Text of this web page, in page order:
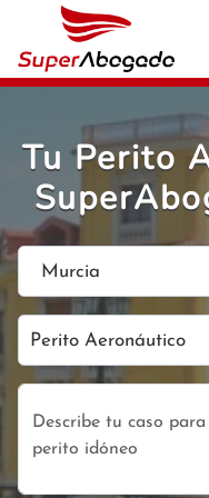
Tu Perito
Murcia
Perito Aeronáutico